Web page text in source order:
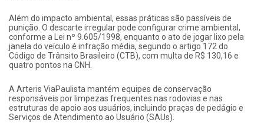
Além do impacto ambiental, essas práticas são passíveis de
punição. O descarte irregular pode configurar crime ambiental,
conforme a Lei nº 9.605/1998, enquanto o ato de jogar lixo pela
janela do veículo é infração média, segundo o artigo 172 do
Código de Trânsito Brasileiro (CTB), com multa de R$ 130,16 e
quatro pontos na CNH.
A Arteris ViaPaulista mantém equipes de conservação
responsáveis por limpezas frequentes nas rodovias e nas
estruturas de apoio aos usuários, incluindo praças de pedágio e
Serviços de Atendimento ao Usuário (SAUs).